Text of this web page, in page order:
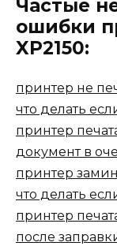
Частые
ошибки
XP2150:
принтер не
что делать
принтер
документ в
принтер
что делать
принтер
после